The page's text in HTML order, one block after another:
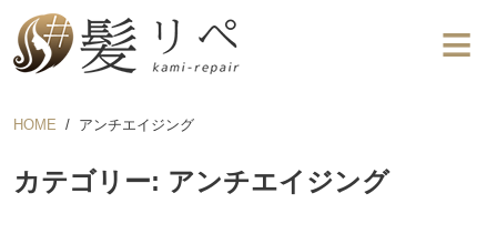
HOME アンチエイジング
カテゴリー: アンチエイジング